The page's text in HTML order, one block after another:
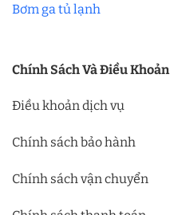
Bơm ga tủ lạnh
Chính Sách Và Điều Khoản
Điều khoản dịch vụ
Chính sách bảo hành
Chính sách vận chuyển